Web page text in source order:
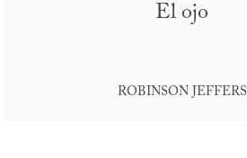
El ojo
ROBINSON JEFFERS